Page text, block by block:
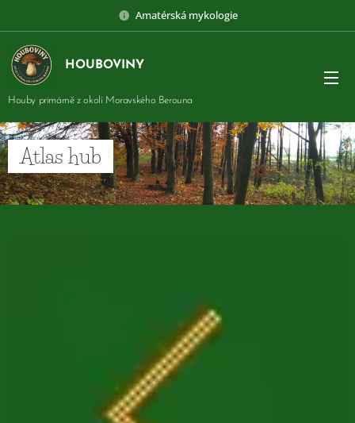
Amatérská mykologie
HOUBOVINY
Houby primárně z okolí Moravského Berouna
Atlas hub